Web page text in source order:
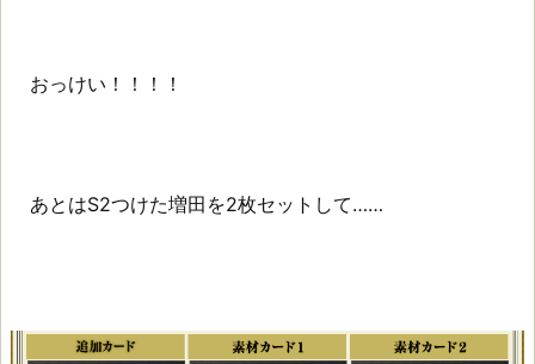
おっけい！！！！
あとはS2つけた増田を2枚セットして……